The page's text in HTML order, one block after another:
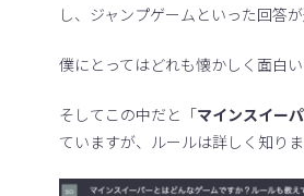
し、ジャンプゲームといった回答が
僕にとってはどれも懐かしく面白い
そしてこの中だと「マインスイー
ていますが、ルールは詳しく知りま